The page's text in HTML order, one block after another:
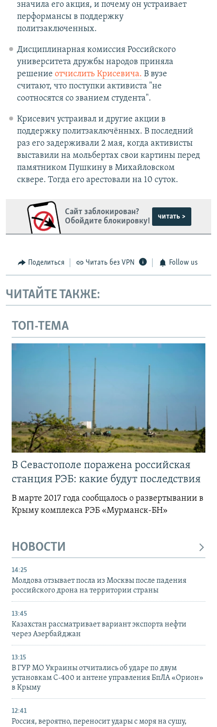
значила его акция, и почему он устраивает
перформансы в поддержку
политзаключенных.
Дисциплинарная комиссия Российского
университета дружбы народов приняла
решение отчислить Крисевича. В вузе
считают, что поступки активиста "не
соотносятся со званием студента".
Крисевич устраивал и другие акции в
поддержку политзаключённых. В последний
раз его задерживали 2 мая, когда активисты
выставили на мольбертах свои картины перед
памятником Пушкину в Михайловском
сквере. Тогда его арестовали на 10 суток.
Сайт заблокирован?
Обойдите блокировку!
читать >
Поделиться Читать без VPN Follow us
ЧИТАЙТЕ ТАКЖЕ:
ТОП-ТЕМА
В Севастополе поражена российская
станция РЭБ: какие будут последствия
В марте 2017 года сообщалось о развертывании в
Крыму комплекса РЭБ «Мурманск-БН»
НОВОСТИ
14:25
Молдова отзывает посла из Москвы после падения
российского дрона на территории страны
13:45
Казахстан рассматривает вариант экспорта нефти
через Азербайджан
13:15
В ГУР МО Украины отчитались об ударе по двум
установкам С-400 и антене управления БпЛА «Орион»
в Крыму
12:41
Россия, вероятно, переносит удары с моря на сушу,